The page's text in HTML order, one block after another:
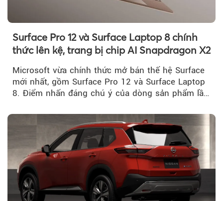
Surface Pro 12 và Surface Laptop 8 chính
thức lên kệ, trang bị chip AI Snapdragon X2
Microsoft vừa chính thức mở bán thế hệ Surface
mới nhất, gồm Surface Pro 12 và Surface Laptop
8. Điểm nhấn đáng chú ý của dòng sản phẩm lần